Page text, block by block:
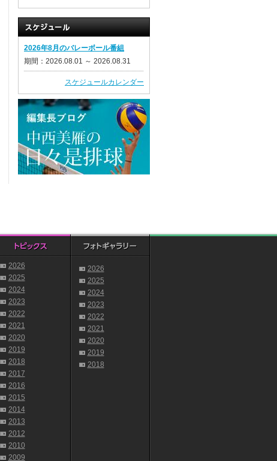
2026年8月のバレーボール番組
期間：2026.08.01 ～ 2026.08.31
スケジュールカレンダー
2026
2025
2024
2023
2022
2021
2020
2019
2018
2017
2016
2015
2014
2013
2012
2010
2009
2026
2025
2024
2023
2022
2021
2020
2019
2018